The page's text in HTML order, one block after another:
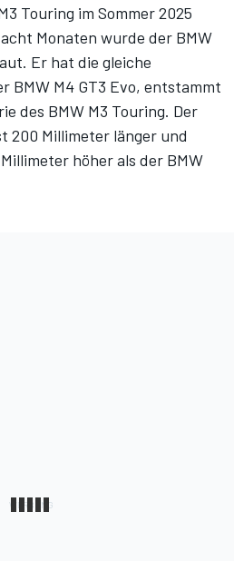
Touring im Sommer 2025
Monaten wurde der BMW
Er hat die gleiche
BMW M4 GT3 Evo, entstammt
des BMW M3 Touring. Der
200 Millimeter länger und
höher als der BMW